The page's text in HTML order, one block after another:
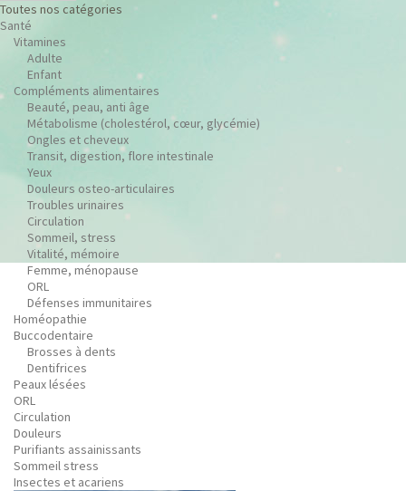
Toutes nos catégories
Santé
Vitamines
Adulte
Enfant
Compléments alimentaires
Beauté, peau, anti âge
Métabolisme (cholestérol, cœur, glycémie)
Ongles et cheveux
Transit, digestion, flore intestinale
Yeux
Douleurs osteo-articulaires
Troubles urinaires
Circulation
Sommeil, stress
Vitalité, mémoire
Femme, ménopause
ORL
Défenses immunitaires
Homéopathie
Buccodentaire
Brosses à dents
Dentifrices
Peaux lésées
ORL
Circulation
Douleurs
Purifiants assainissants
Sommeil stress
Insectes et acariens